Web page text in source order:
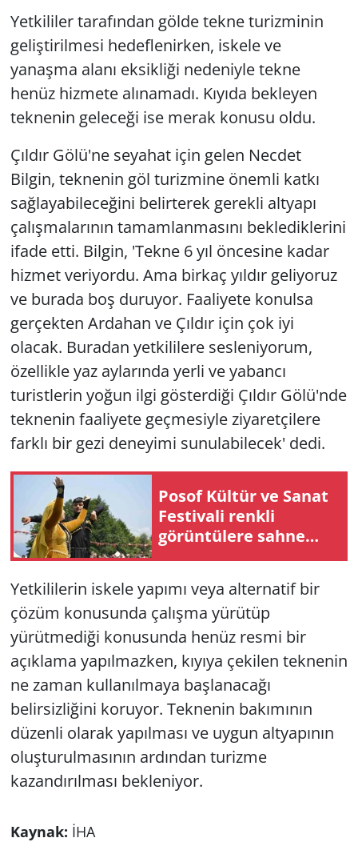
Yetkililer tarafından gölde tekne turizminin
geliştirilmesi hedeflenirken, iskele ve
yanaşma alanı eksikliği nedeniyle tekne
henüz hizmete alınamadı. Kıyıda bekleyen
teknenin geleceği ise merak konusu oldu.
Çıldır Gölü'ne seyahat için gelen Necdet
Bilgin, teknenin göl turizmine önemli katkı
sağlayabileceğini belirterek gerekli altyapı
çalışmalarının tamamlanmasını beklediklerini
ifade etti. Bilgin, 'Tekne 6 yıl öncesine kadar
hizmet veriyordu. Ama birkaç yıldır geliyoruz
ve burada boş duruyor. Faaliyete konulsa
gerçekten Ardahan ve Çıldır için çok iyi
olacak. Buradan yetkililere sesleniyorum,
özellikle yaz aylarında yerli ve yabancı
turistlerin yoğun ilgi gösterdiği Çıldır Gölü'nde
teknenin faaliyete geçmesiyle ziyaretçilere
farklı bir gezi deneyimi sunulabilecek' dedi.
Posof Kültür ve Sanat
Festivali renkli
görüntülere sahne
oldu
Yetkililerin iskele yapımı veya alternatif bir
çözüm konusunda çalışma yürütüp
yürütmediği konusunda henüz resmi bir
açıklama yapılmazken, kıyıya çekilen teknenin
ne zaman kullanılmaya başlanacağı
belirsizliğini koruyor. Teknenin bakımının
düzenli olarak yapılması ve uygun altyapının
oluşturulmasının ardından turizme
kazandırılması bekleniyor.
Kaynak: İHA